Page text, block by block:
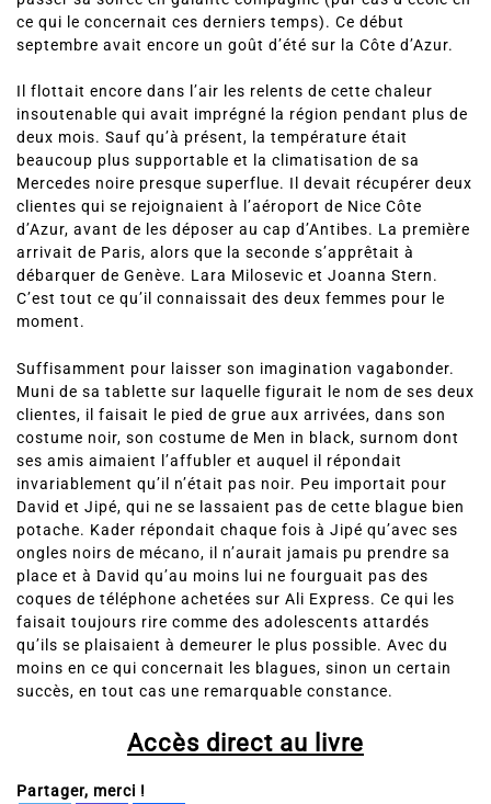
ce qui le concernait ces derniers temps). Ce début
septembre avait encore un goût d’été sur la Côte d’Azur.
insoutenable qui avait imprégné la région pendant plus de
deux mois. Sauf qu’à présent, la température était
beaucoup plus supportable et la climatisation de sa
Mercedes noire presque superflue. Il devait récupérer deux
clientes qui se rejoignaient à l’aéroport de Nice Côte
d’Azur, avant de les déposer au cap d’Antibes. La première
arrivait de Paris, alors que la seconde s’apprêtait à
débarquer de Genève. Lara Milosevic et Joanna Stern.
C’est tout ce qu’il connaissait des deux femmes pour le
moment.
Muni de sa tablette sur laquelle figurait le nom de ses deux
clientes, il faisait le pied de grue aux arrivées, dans son
costume noir, son costume de Men in black, surnom dont
ses amis aimaient l’affubler et auquel il répondait
invariablement qu’il n’était pas noir. Peu importait pour
David et Jipé, qui ne se lassaient pas de cette blague bien
potache. Kader répondait chaque fois à Jipé qu’avec ses
ongles noirs de mécano, il n’aurait jamais pu prendre sa
place et à David qu’au moins lui ne fourguait pas des
coques de téléphone achetées sur Ali Express. Ce qui les
faisait toujours rire comme des adolescents attardés
qu’ils se plaisaient à demeurer le plus possible. Avec du
moins en ce qui concernait les blagues, sinon un certain
succès, en tout cas une remarquable constance.
Accès direct au livre